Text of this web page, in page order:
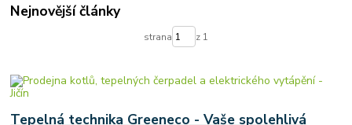
Tepelné čerpadlo R290
kvalitní tepelná čerpadla
kotle po 2024
výměna kotle
instalace podlahového vytápění
instalace elektrického podlahového vytápění
Nejnovější články
strana z 1
Tepelná technika Greeneco - Vaše spolehlivá